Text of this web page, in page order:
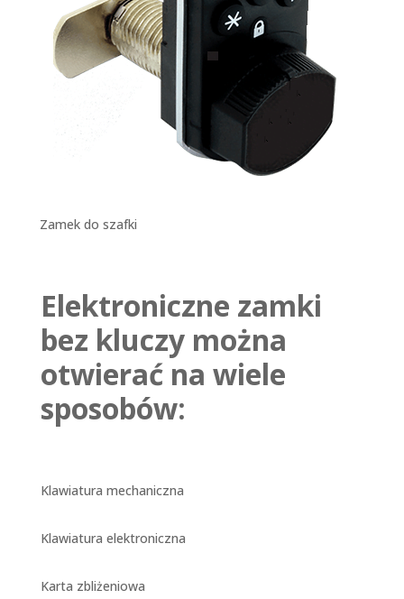
Zamek do szafki
Elektroniczne zamki
bez kluczy można
otwierać na wiele
sposobów:
Klawiatura mechaniczna
Klawiatura elektroniczna
Karta zbliżeniowa